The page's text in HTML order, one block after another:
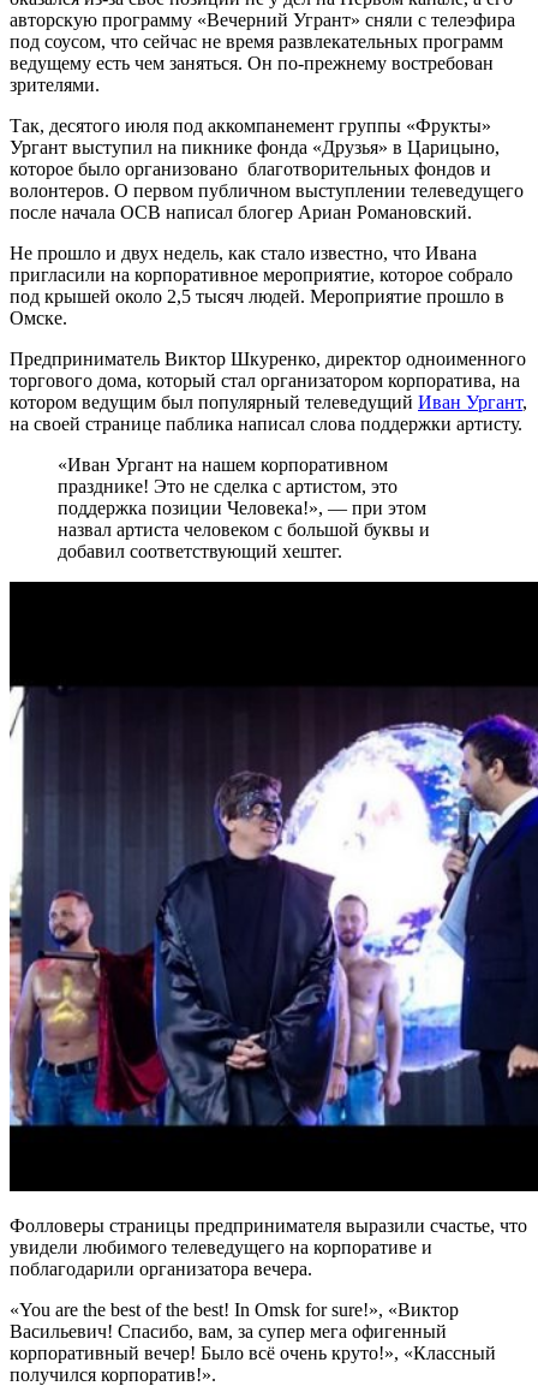
авторскую программу «Вечерний Угрант» сняли с телеэфира
под соусом, что сейчас не время развлекательных программ
ведущему есть чем заняться. Он по-прежнему востребован
зрителями.
Так, десятого июля под аккомпанемент группы «Фрукты»
Ургант выступил на пикнике фонда «Друзья» в Царицыно,
которое было организовано благотворительных фондов и
волонтеров. О первом публичном выступлении телеведущего
после начала ОСВ написал блогер Ариан Романовский.
Не прошло и двух недель, как стало известно, что Ивана
пригласили на корпоративное мероприятие, которое собрало
под крышей около 2,5 тысяч людей. Мероприятие прошло в
Омске.
Предприниматель Виктор Шкуренко, директор одноименного
торгового дома, который стал организатором корпоратива, на
котором ведущим был популярный телеведущий Иван Ургант,
на своей странице паблика написал слова поддержки артисту.
«Иван Ургант на нашем корпоративном
празднике! Это не сделка с артистом, это
поддержка позиции Человека!», — при этом
назвал артиста человеком с большой буквы и
добавил соответствующий хештег.
Фолловеры страницы предпринимателя выразили счастье, что
увидели любимого телеведущего на корпоративе и
поблагодарили организатора вечера.
«You are the best of the best! In Omsk for sure!», «Виктор
Васильевич! Спасибо, вам, за супер мега офигенный
корпоративный вечер! Было всё очень круто!», «Классный
получился корпоратив!».